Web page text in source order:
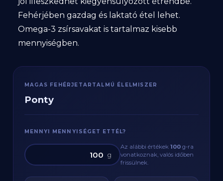
Fehérjében gazdag és laktató étel lehet.
Omega-3 zsírsavakat is tartalmaz kisebb
mennyiségben.
MAGAS FEHÉRJETARTALMÚ ÉLELMISZER
Ponty
MENNYI MENNYISÉGET ETTÉL?
g
Az alábbi értékek 100 g-ra
vonatkoznak, valós időben
frissülnek.